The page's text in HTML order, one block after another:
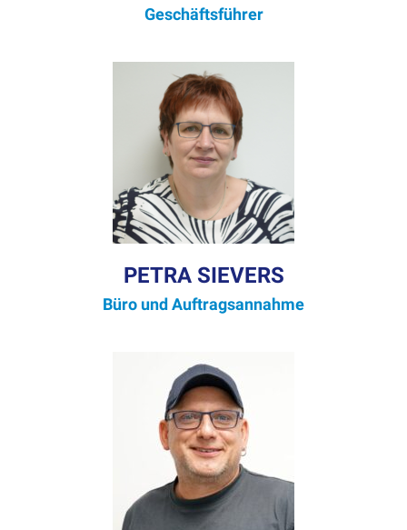
Geschäfts­führer
PETRA SIEVERS
Büro und Auf­tragsan­nahme